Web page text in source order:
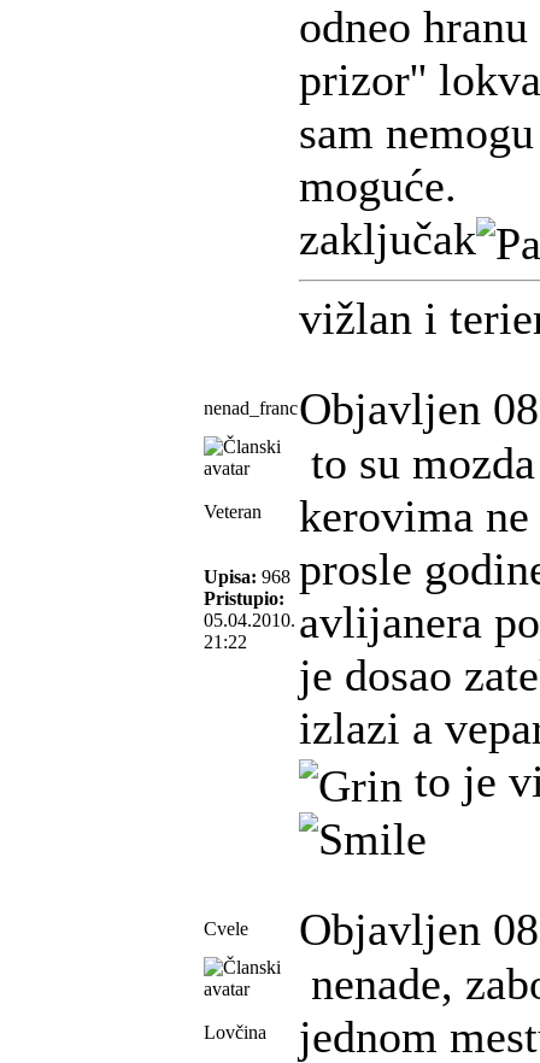
odneo
prizor''
sam
moguće.
zaključak
vižlan i
nenad_francObjavljen
Veteran
Upisa: 968
Pristupio:
05.04.2010.
21:22
to su
kerovima ne
prosle
avlijanera
je dosao
izlazi a
to je
Cvele Objavljen
Lovčina
nenade,
jednom